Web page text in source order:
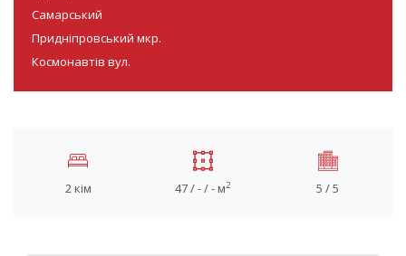
Самарський
Придніпровський мкр.
Космонавтів вул.
2 кім 47 / - / - м2 5 / 5